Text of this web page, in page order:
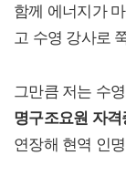
함께 에너지가
고 수영 강사로
그만큼 저는 수
명구조요원 자
연장해 현역 인